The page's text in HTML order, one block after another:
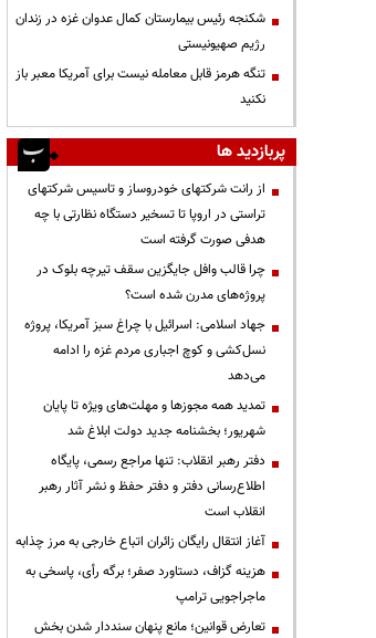
شکنجه رئیس بیمارستان کمال عدوان غزه در زندان
رژیم صهیونیستی
تنگه هرمز قابل معامله نیست برای آمریکا معبر باز
نکنید
پربازدید ها
از رانت‌ شرکتهای خودروساز و تاسیس شرکتهای
تراستی در اروپا تا تسخیر دستگاه نظارتی با چه
هدفی صورت گرفته است
چرا قالب وافل جایگزین سقف تیرچه بلوک در
پروژه‌های مدرن شده است؟
جهاد اسلامی: اسرائیل با چراغ سبز آمریکا، پروژه
نسل‌کشی و کوچ اجباری مردم غزه را ادامه
می‌دهد
تمدید همه مجوزها و مهلت‌های ویژه تا پایان
شهریور؛ بخشنامه جدید دولت ابلاغ شد
دفتر رهبر انقلاب: تنها مراجع رسمی، پایگاه
اطلاع‌رسانی دفتر و دفتر حفظ و نشر آثار رهبر
انقلاب است
آغاز انتقال رایگان زائران اتباع خارجی به مرز چذابه
هزینه گزاف، دستاورد صفر؛ برگه رأی، پاسخی به
ماجراجویی ترامپ
تعارض قوانین؛ مانع پنهان سنددار شدن بخش